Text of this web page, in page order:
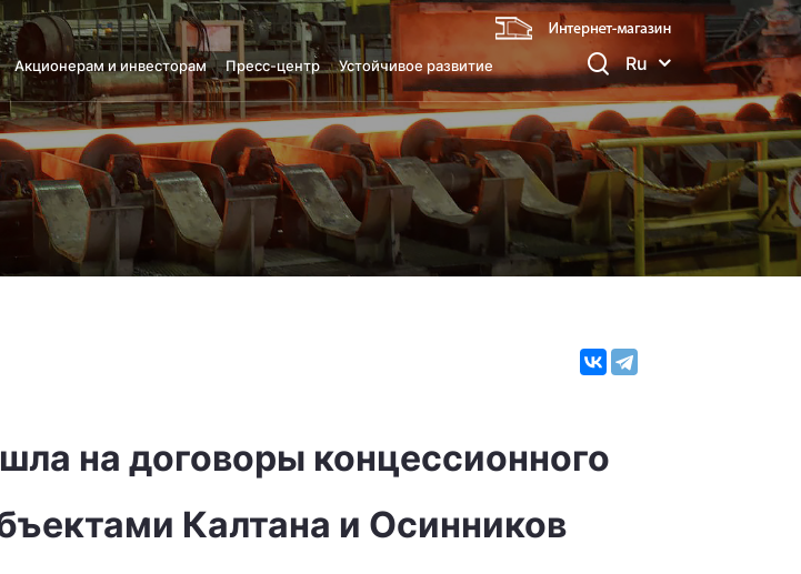
Акционерам и инвесторам Пресс-центр Устойчивое развитие Ru
на договоры концессионного
Калтана и Осинников